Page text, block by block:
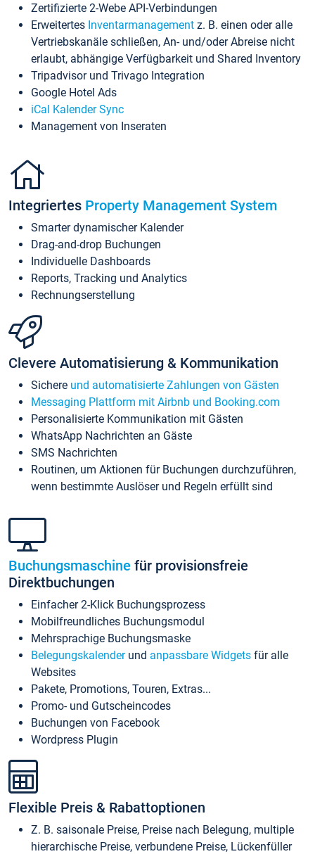
Zertifizierte 2-Webe API-Verbindungen
Erweitertes Inventarmanagement z. B. einen oder alle
Vertriebskanäle schließen, An- und/oder Abreise nicht
erlaubt, abhängige Verfügbarkeit und Shared Inventory
Tripadvisor und Trivago Integration
Google Hotel Ads
iCal Kalender Sync
Management von Inseraten
Integriertes Property Management System
Smarter dynamischer Kalender
Drag-and-drop Buchungen
Individuelle Dashboards
Reports, Tracking und Analytics
Rechnungserstellung
Clevere Automatisierung & Kommunikation
Sichere und automatisierte Zahlungen von Gästen
Messaging Plattform mit Airbnb und Booking.com
Personalisierte Kommunikation mit Gästen
WhatsApp Nachrichten an Gäste
SMS Nachrichten
Routinen, um Aktionen für Buchungen durchzuführen,
wenn bestimmte Auslöser und Regeln erfüllt sind
Buchungsmaschine für provisionsfreie
Direktbuchungen
Einfacher 2-Klick Buchungsprozess
Mobilfreundliches Buchungsmodul
Mehrsprachige Buchungsmaske
Belegungskalenderund anpassbare Widgets für alle
Websites
Pakete, Promotions, Touren, Extras...
Promo- und Gutscheincodes
Buchungen von Facebook
Wordpress Plugin
Flexible Preis & Rabattoptionen
Z. B. saisonale Preise, Preise nach Belegung, multiple
hierarchische Preise, verbundene Preise, Lückenfüller